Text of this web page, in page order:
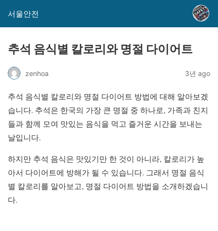
서울안전
추석 음식별 칼로리와 명절 다이어트
zenhoa 3년 ago
추석 음식별 칼로리와 명절 다이어트 방법에 대해 알아보겠
습니다. 추석은 한국의 가장 큰 명절 중 하나로, 가족과 친지
들과 함께 모여 맛있는 음식을 먹고 즐거운 시간을 보내는
날입니다.
하지만 추석 음식은 맛있기만 한 것이 아니라, 칼로리가 높
아서 다이어트에 방해가 될 수 있습니다. 그래서 명절 음식
별 칼로리를 알아보고, 명절 다이어트 방법을 소개하겠습니
다.